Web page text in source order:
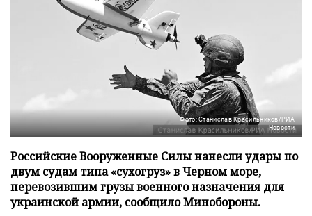
Фото: Станислав Красильников/РИА
Новости
Российские Вооруженные Силы нанесли удары по
двум судам типа «сухогруз» в Черном море,
перевозившим грузы военного назначения для
украинской армии, сообщило Минобороны.